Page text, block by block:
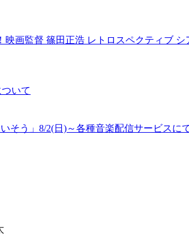
映画監督 篠田正浩 レトロスペクティブ
いて
そう」8/2(日)～各種音楽配信サービスに